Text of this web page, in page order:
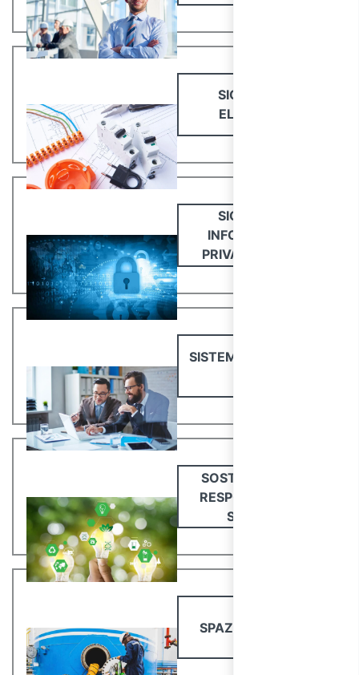
SICUREZZA
ELETTRICA
SICUREZZA
INFORMATICA,
PRIVACY E GDPR
SISTEMI GESTIONE E
SOSTENIBILITÀ E
RESPONSABILITÀ
SOCIALE
SPAZI CONFINATI